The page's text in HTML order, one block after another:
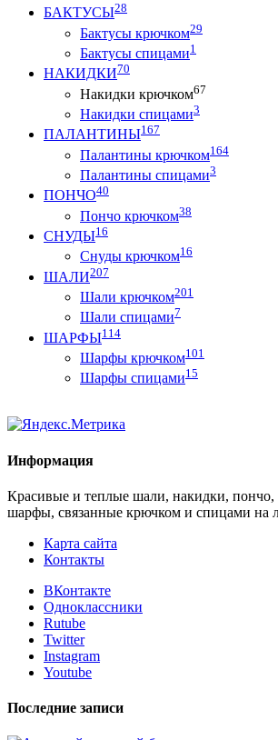
БАКТУСЫ28
Бактусы крючком29
Бактусы спицами1
НАКИДКИ70
Накидки крючком67
Накидки спицами3
ПАЛАНТИНЫ167
Палантины крючком164
Палантины спицами3
ПОНЧО40
Пончо крючком38
СНУДЫ16
Снуды крючком16
ШАЛИ207
Шали крючком201
Шали спицами7
ШАРФЫ114
Шарфы крючком101
Шарфы спицами15
Информация
Красивые и теплые шали, накидки,
шарфы, связанные крючком и спицами на
Карта сайта
Контакты
ВКонтакте
Одноклассники
Rutube
Twitter
Instagram
Youtube
Последние записи